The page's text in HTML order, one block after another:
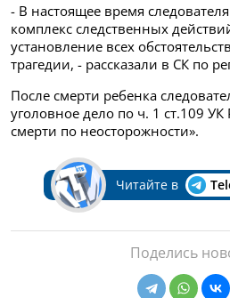
- В настоящее время
комплекс следственных
установление всех
трагедии, - рассказали в СК по
После смерти ребенка
уголовное дело по ч. 1 ст.109
смерти по неосторожности».
Читайте в
Поделись